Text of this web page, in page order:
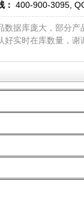
： 400-900-3095,
数据库庞大，部分
好实时在库数量，谢